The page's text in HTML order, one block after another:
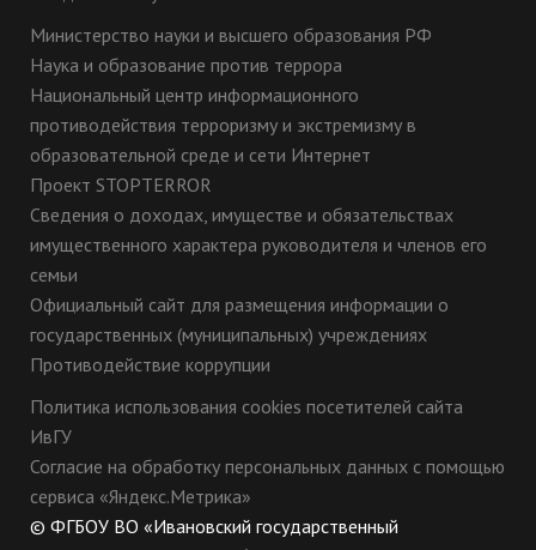
Министерство науки и высшего образования РФ
Наука и образование против террора
Национальный центр информационного
противодействия терроризму и экстремизму в
образовательной среде и сети Интернет
Проект STOPTERROR
Сведения о доходах, имуществе и обязательствах
имущественного характера руководителя и членов его
семьи
Официальный сайт для размещения информации о
государственных (муниципальных) учреждениях
Противодействие коррупции
Политика использования cookies посетителей сайта
ИвГУ
Согласие на обработку персональных данных с помощью
сервиса «Яндекс.Метрика»
© ФГБОУ ВО «Ивановский государственный